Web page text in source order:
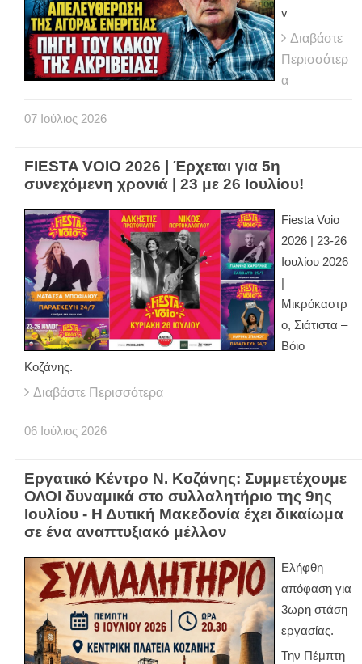
v
Διαβάστε
Περισσότερ
α
07 Ιούλιος 2026
FIESTA VOIO 2026 | Έρχεται για 5η
συνεχόμενη χρονιά | 23 με 26 Ιουλίου!
Fiesta Voio
2026 | 23-26
Ιουλίου 2026
Μικρόκαστρ
ο, Σιάτιστα –
Βόιο
Κοζάνης.
Διαβάστε Περισσότερα
06 Ιούλιος 2026
Εργατικό Κέντρο Ν. Κοζάνης: Συμμετέχουμε
ΟΛΟΙ δυναμικά στο συλλαλητήριο της 9ης
Ιουλίου - Η Δυτική Μακεδονία έχει δικαίωμα
σε ένα αναπτυξιακό μέλλον
Ελήφθη
απόφαση για
3ωρη στάση
εργασίας.
Την Πέμπτη